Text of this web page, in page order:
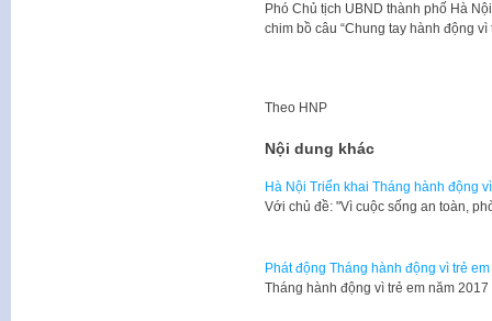
Phó Chủ tịch UBND thành phố Hà
chim bồ câu “Chung tay hành động vì
Theo HNP
Nội dung khác
Hà Nội Triển khai Tháng hành động
Với chủ đề: "Vì cuộc sống an toàn,
Phát động Tháng hành động vì trẻ
Tháng hành động vì trẻ em năm